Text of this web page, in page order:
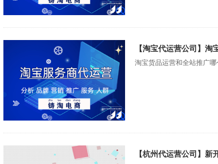
【淘宝代运营公司】
淘宝货品运营和全站推广
【杭州代运营公司】新